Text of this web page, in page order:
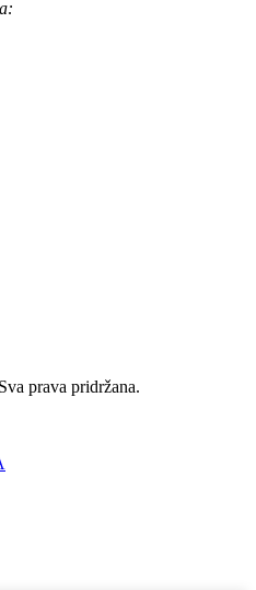
prava pridržana.